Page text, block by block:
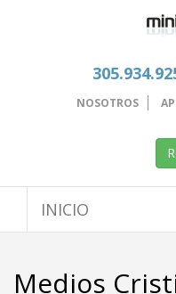
NOSOTROS
INICIO
Medios